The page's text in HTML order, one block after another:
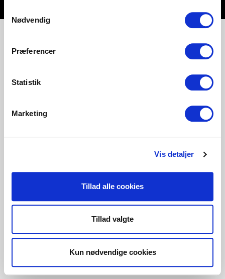
Nødvendig
Præferencer
Statistik
Marketing
Vis detaljer
Tillad alle cookies
Tillad valgte
Kun nødvendige cookies